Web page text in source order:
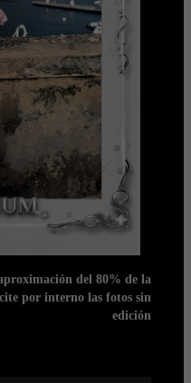
del 80% de la
por interno las fotos sin
edición